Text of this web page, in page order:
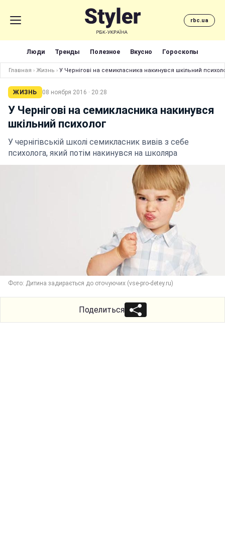
rbc.ua
Люди Тренды Полезное Вкусно Гороскопы
Главная › Жизнь › У Чернігові на семикласника накинувся шкільний
ЖИЗНЬ 08 ноября 2016 · 20:28
У Чернігові на семикласника накинувся
шкільний психолог
У чернігівській школі семикласник вивів з себе
психолога, який потім накинувся на школяра
Фото: Дитина задирається до оточуючих (vse-pro-detey.ru)
Поделиться